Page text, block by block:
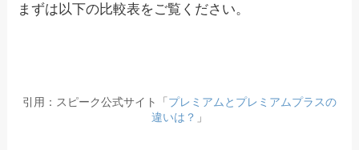
まずは以下の比較表をご覧ください。
引用：スピーク公式サイト「 プレミアムとプレミアムプラスの
違いは？ 」